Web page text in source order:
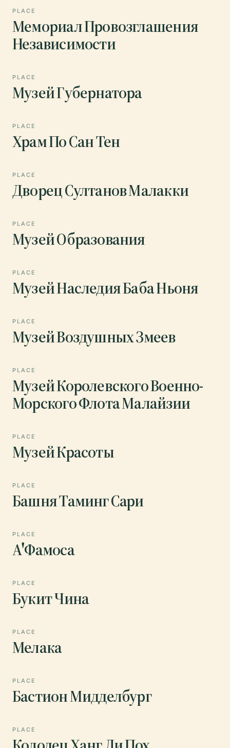
PLACE
Мемориал Провозглашения
Независимости
PLACE
Музей Губернатора
PLACE
Храм По Сан Тен
PLACE
Дворец Султанов Малакки
PLACE
Музей Образования
PLACE
Музей Наследия Баба Ньоня
PLACE
Музей Воздушных Змеев
PLACE
Музей Королевского Военно-
Морского Флота Малайзии
PLACE
Музей Красоты
PLACE
Башня Таминг Сари
PLACE
А'Фамоса
PLACE
Букит Чина
PLACE
Мелака
PLACE
Бастион Мидделбург
PLACE